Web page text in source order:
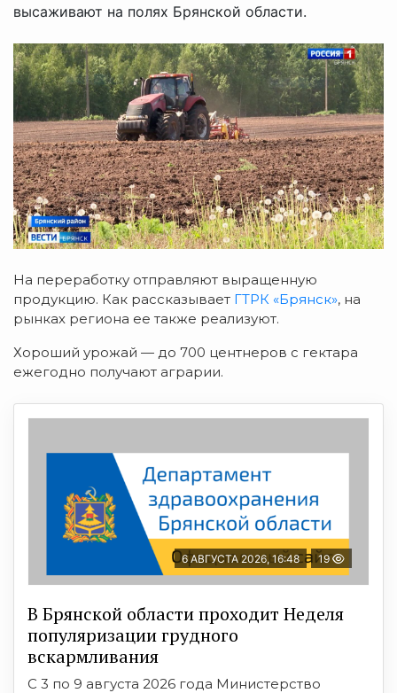
высаживают на полях Брянской области.
На переработку отправляют выращенную
продукцию. Как рассказывает ГТРК «Брянск», на
рынках региона ее также реализуют.
Хороший урожай — до 700 центнеров с гектара
ежегодно получают аграрии.
6 АВГУСТА 2026, 16:48 19
В Брянской области проходит Неделя
популяризации грудного
вскармливания
С 3 по 9 августа 2026 года Министерство